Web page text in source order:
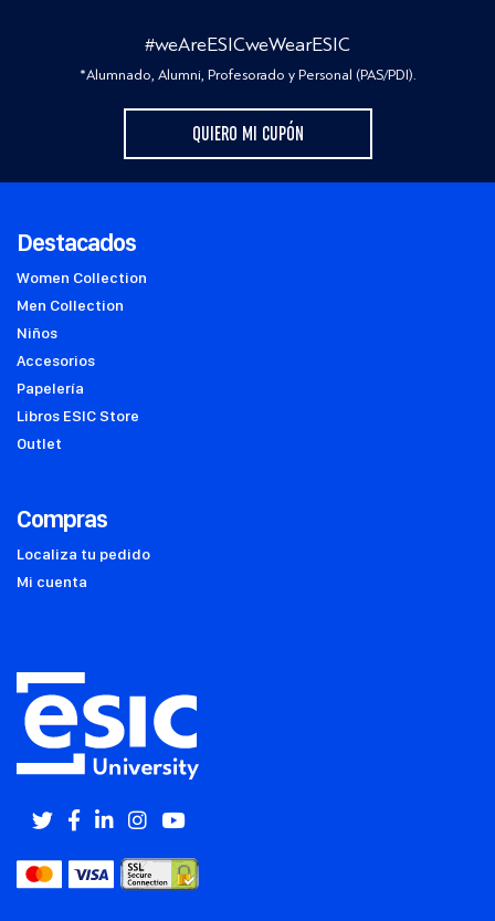
#weAreESICweWearESIC
*Alumnado, Alumni, Profesorado y Personal (PAS/PDI).
QUIERO MI CUPÓN
Destacados
Women Collection
Men Collection
Niños
Accesorios
Papelería
Libros ESIC Store
Outlet
Compras
Localiza tu pedido
Mi cuenta